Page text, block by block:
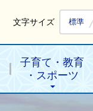
文字サイズ 標準
子育て・教育
・スポーツ